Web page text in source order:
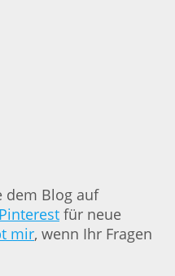
dem Blog auf
Pinterest für neue
mir, wenn Ihr Fragen